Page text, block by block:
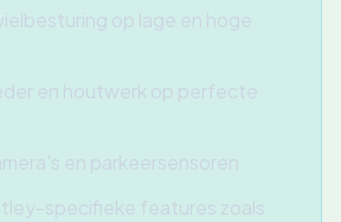
op lage en hoge
en houtwerk op perfecte
en parkeersensoren
specifieke features zoals